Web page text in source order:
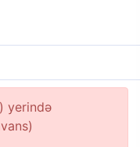
yerində